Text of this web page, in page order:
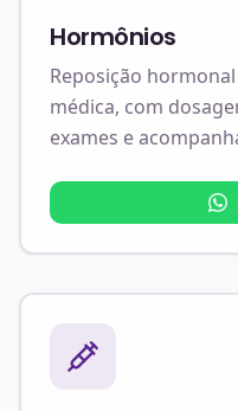
Hormônios
Reposição
médica, com
exames e